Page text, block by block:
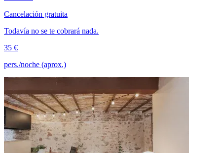
Cancelación gratuita
Todavía no se te cobrará nada.
35 €
pers./noche (aprox.)